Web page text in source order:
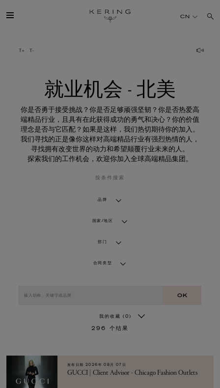
业
机
可持续发展
FINANCE
加入我们
CN
就业机会 - 北美
你是否勇于接受挑战？你是否足够顽强坚韧？你是否热爱高
端精品行业，且具有在此获得成功的勇气和决心？你的价值
理念是否与它匹配？如果是这样，我们热切期待你的加入。
我们寻找的正是像你这样对高端精品行业有强烈热情的人，
寻找拥有改变世界的动力和希望颠覆行业未来的人。
探索我们的工作机会，欢迎你加入全球高端精品集团。
按条件搜索
品牌
国家/地区
部门
合同类型
OK
我的收藏 (0)
296 个结果
发布日期 2026年 08月 07日
GUCCI | Client Advisor - Chicago Fashion Outlets